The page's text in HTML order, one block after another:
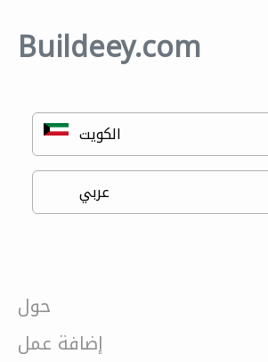
Buildeey.com
حول
إضافة عمل